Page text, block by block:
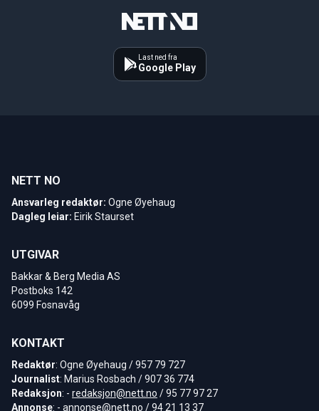
Last ned fra
Google Play
NETT NO
Ansvarleg redaktør: Ogne Øyehaug
Dagleg leiar: Eirik Staurset
UTGIVAR
Bakkar & Berg Media AS
Postboks 142
6099 Fosnavåg
KONTAKT
Redaktør: Ogne Øyehaug / 957 79 727
Journalist: Marius Rosbach / 907 36 774
Redaksjon: - redaksjon@nett.no / 95 77 97 27
Annonse: - annonse@nett.no / 94 21 13 37